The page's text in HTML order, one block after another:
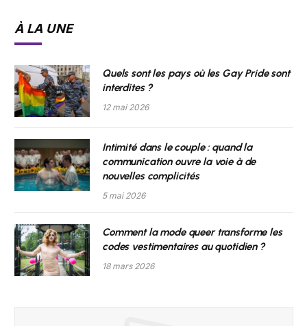
À LA UNE
Quels sont les pays où les Gay Pride sont
interdites ?
12 mai 2026
Intimité dans le couple : quand la
communication ouvre la voie à de
nouvelles complicités
5 mai 2026
Comment la mode queer transforme les
codes vestimentaires au quotidien ?
18 mars 2026